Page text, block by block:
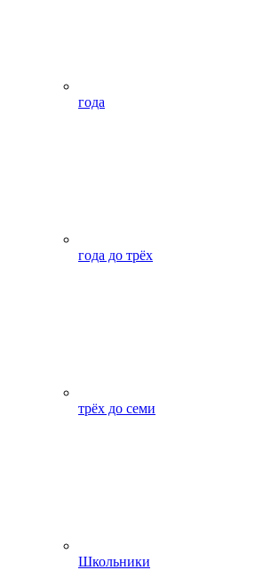
года
года до трёх
трёх до семи
Школьники